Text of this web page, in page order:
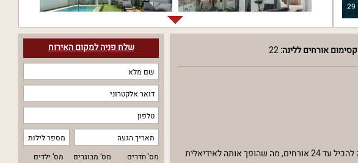
29
שלח פניה למקום האירוח
מס‘ ילדים
מס‘ מבוגרים
מס' חדרים
אורחים ללינה:22
בלב הדרום, בעיר אילת, נמצאת וילה קורנית המציעה חוויית אירוח יוקרתית ומפנקת. הוילה כוללת שישה חדרי שינה מעוצבים ויכולה להכיל עד 24 אורחים, מה שהופך אותה לאידיאלית